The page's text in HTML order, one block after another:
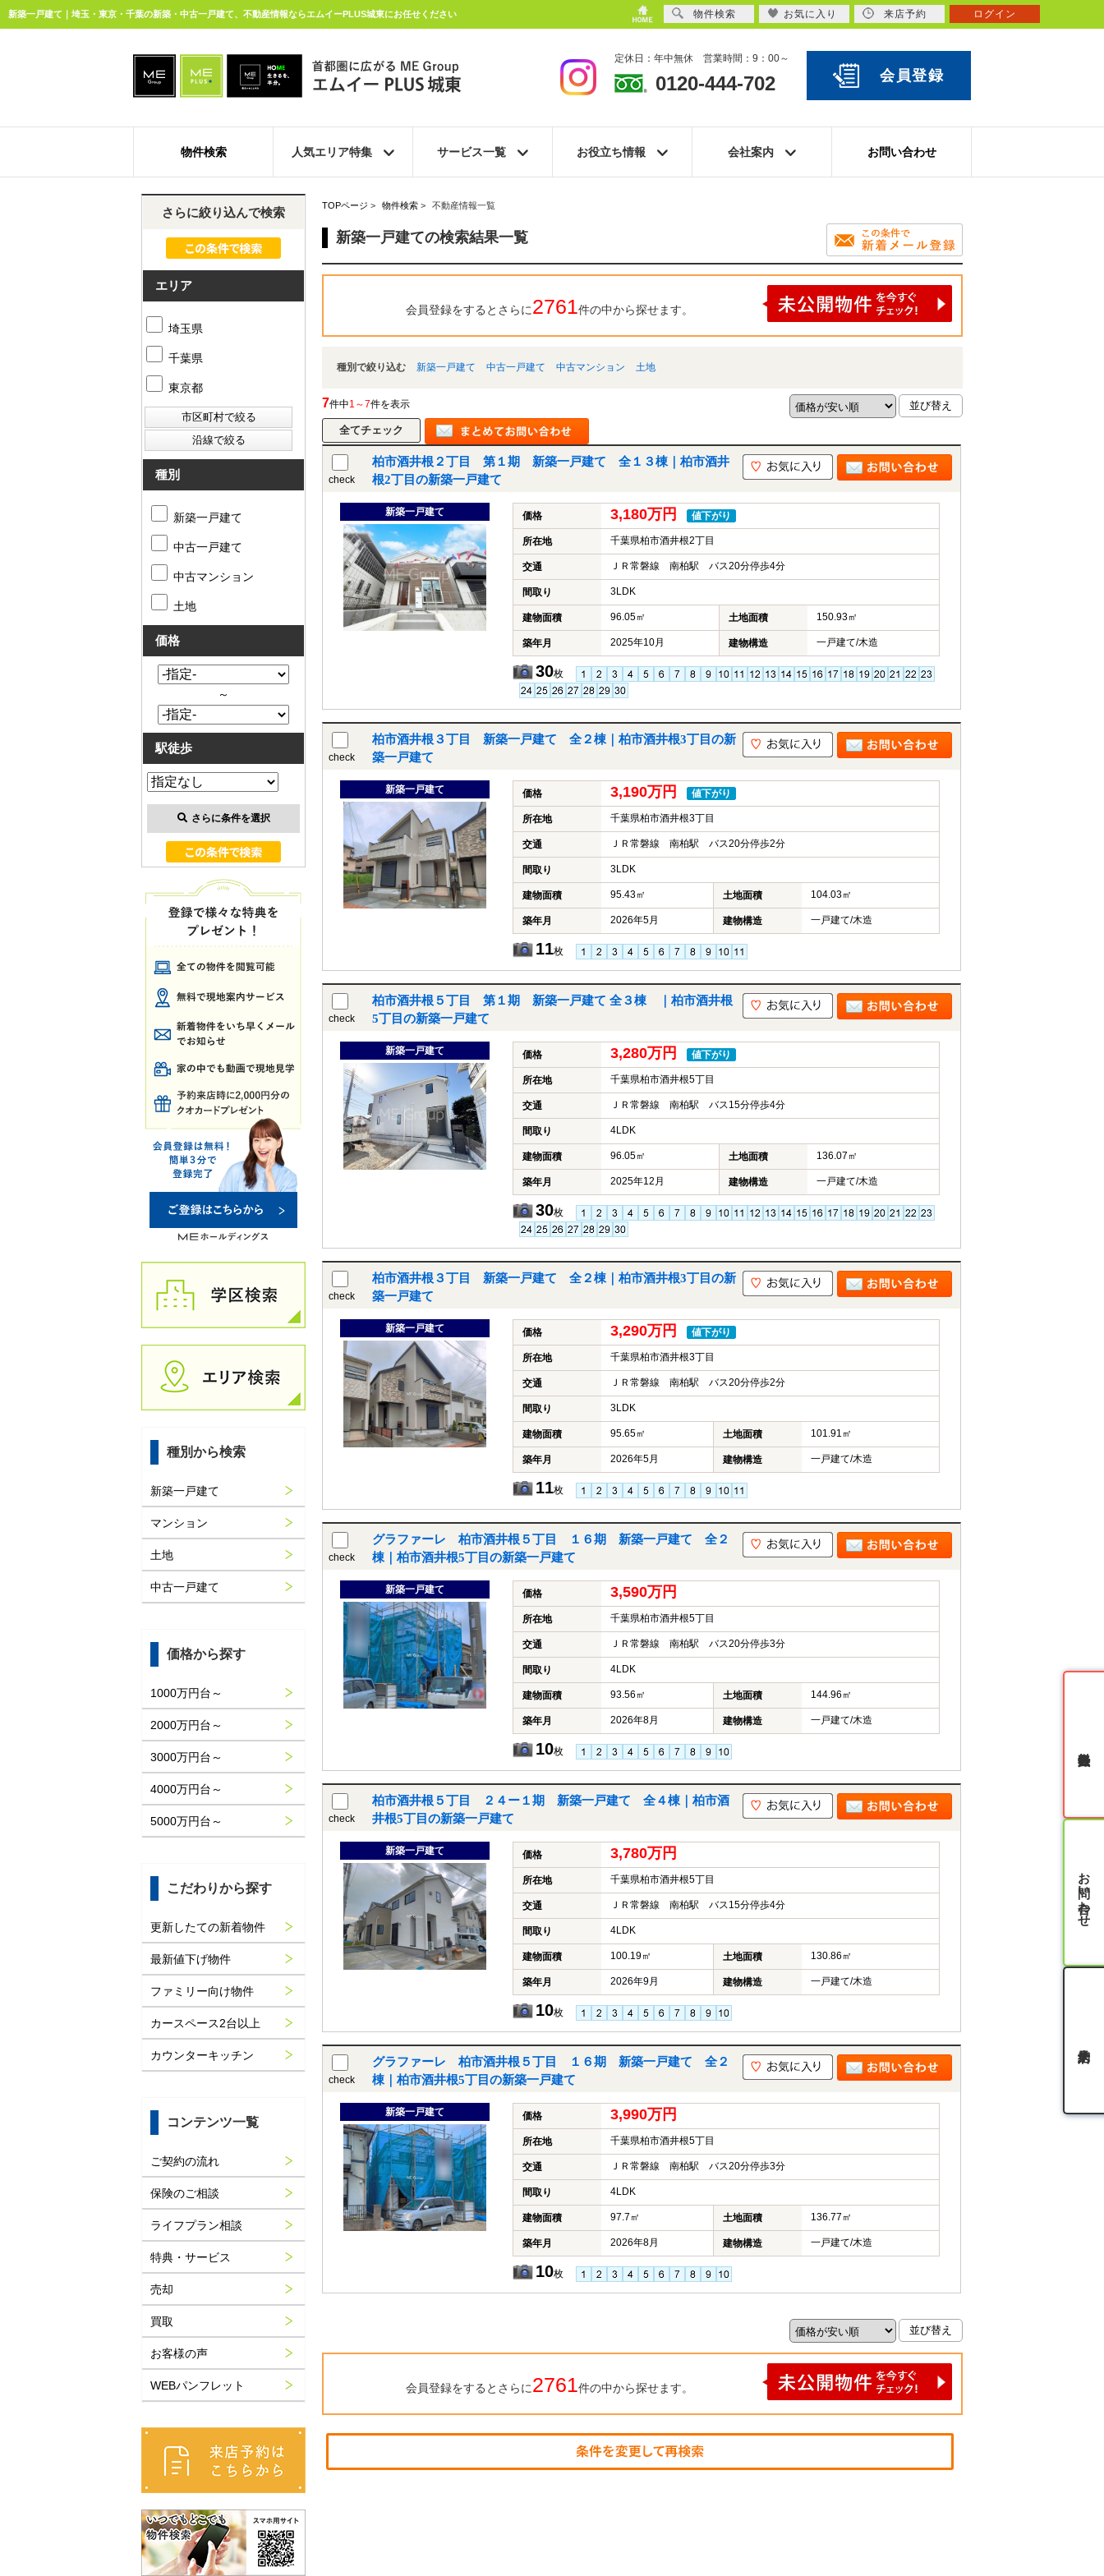
新築一戸建て｜埼玉・東京・千葉の新築・中古一戸建て、不動産情報ならエムイーPLUS城東にお任せください
定休日：年中無休 営業時間：9：00～
0120-444-702 会員登録
物件検索 人気エリア特集 サービス一覧 お役立ち情報 会社案内 お問い合わせ
TOPページ > 物件検索 > 不動産情報一覧
新築一戸建ての検索結果一覧
会員登録をするとさらに2761件の中から探せます。
種別で絞り込む 新築一戸建て 中古一戸建て 中古マンション 土地
7件中1～7件を表示
check
柏市酒井根２丁目 第１期 新築一戸建て 全１３棟｜柏市酒井
根2丁目の新築一戸建て
新築一戸建て 価格 3,180万円 値下がり
所在地 千葉県柏市酒井根2丁目
交通 ＪＲ常磐線 南柏駅 バス20分停歩4分
間取り 3LDK
建物面積 96.05㎡ 土地面積 150.93㎡
築年月 2025年10月 建物構造 一戸建て/木造
30枚
check
柏市酒井根３丁目 新築一戸建て 全２棟｜柏市酒井根3丁目の新
築一戸建て
新築一戸建て 価格 3,190万円 値下がり
所在地 千葉県柏市酒井根3丁目
交通 ＪＲ常磐線 南柏駅 バス20分停歩2分
間取り 3LDK
建物面積 95.43㎡ 土地面積 104.03㎡
築年月 2026年5月 建物構造 一戸建て/木造
11枚
check
柏市酒井根５丁目 第１期 新築一戸建て 全３棟 ｜柏市酒井根
5丁目の新築一戸建て
新築一戸建て 価格 3,280万円 値下がり
所在地 千葉県柏市酒井根5丁目
交通 ＪＲ常磐線 南柏駅 バス15分停歩4分
間取り 4LDK
建物面積 96.05㎡ 土地面積 136.07㎡
築年月 2025年12月 建物構造 一戸建て/木造
30枚
check
柏市酒井根３丁目 新築一戸建て 全２棟｜柏市酒井根3丁目の新
築一戸建て
新築一戸建て 価格 3,290万円 値下がり
所在地 千葉県柏市酒井根3丁目
交通 ＪＲ常磐線 南柏駅 バス20分停歩2分
間取り 3LDK
建物面積 95.65㎡ 土地面積 101.91㎡
築年月 2026年5月 建物構造 一戸建て/木造
11枚
check
グラファーレ 柏市酒井根５丁目 １６期 新築一戸建て 全２
棟｜柏市酒井根5丁目の新築一戸建て
新築一戸建て 価格 3,590万円
所在地 千葉県柏市酒井根5丁目
交通 ＪＲ常磐線 南柏駅 バス20分停歩3分
間取り 4LDK
建物面積 93.56㎡ 土地面積 144.96㎡
築年月 2026年8月 建物構造 一戸建て/木造
10枚
check
柏市酒井根５丁目 ２４ー１期 新築一戸建て 全４棟｜柏市酒
井根5丁目の新築一戸建て
新築一戸建て 価格 3,780万円
所在地 千葉県柏市酒井根5丁目
交通 ＪＲ常磐線 南柏駅 バス15分停歩4分
間取り 4LDK
建物面積 100.19㎡ 土地面積 130.86㎡
築年月 2026年9月 建物構造 一戸建て/木造
10枚
check
グラファーレ 柏市酒井根５丁目 １６期 新築一戸建て 全２
棟｜柏市酒井根5丁目の新築一戸建て
新築一戸建て 価格 3,990万円
所在地 千葉県柏市酒井根5丁目
交通 ＪＲ常磐線 南柏駅 バス20分停歩3分
間取り 4LDK
建物面積 97.7㎡ 土地面積 136.77㎡
築年月 2026年8月 建物構造 一戸建て/木造
10枚
会員登録をするとさらに2761件の中から探せます。
さらに絞り込んで検索
エリア
埼玉県
千葉県
東京都
種別
新築一戸建て
中古一戸建て
中古マンション
土地
価格
～
駅徒歩
さらに条件を選択
種別から検索
新築一戸建て
マンション
土地
中古一戸建て
価格から探す
1000万円台～
2000万円台～
3000万円台～
4000万円台～
5000万円台～
こだわりから探す
更新したての新着物件
最新値下げ物件
ファミリー向け物件
カースペース2台以上
カウンターキッチン
コンテンツ一覧
ご契約の流れ
保険のご相談
ライフプラン相談
特典・サービス
売却
買取
お客様の声
WEBパンフレット
物件検索 お気に入り 来店予約 ログイン
お問い合わせ